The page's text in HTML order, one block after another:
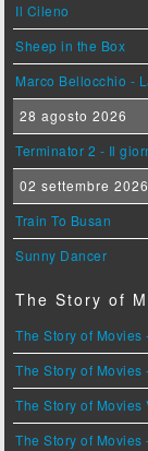
Il Cileno
Sheep in the Box
Marco Bellocchio -
28 agosto 2026
Terminator 2 - Il
02 settembre 2026
Train To Busan
Sunny Dancer
The Story of
The Story of
The Story of
The Story of
The Story of